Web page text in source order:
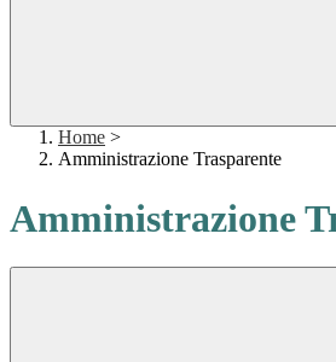
Home >
Amministrazione Trasparente
Amministrazione